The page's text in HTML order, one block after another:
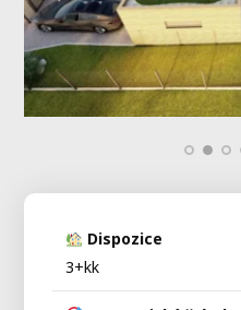
Dispozice
3+kk